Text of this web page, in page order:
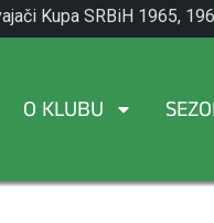
Kupa SRBiH 1965,
O KLUBU